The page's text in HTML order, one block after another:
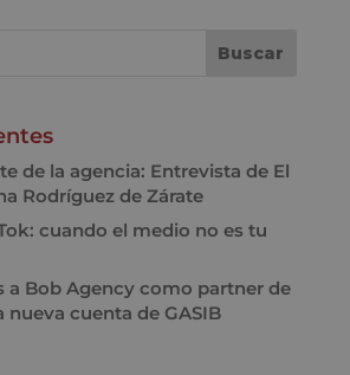
de la agencia: Entrevista de El
Rodríguez de Zárate
cuando el medio no es tu
a Bob Agency como partner de
nueva cuenta de GASIB